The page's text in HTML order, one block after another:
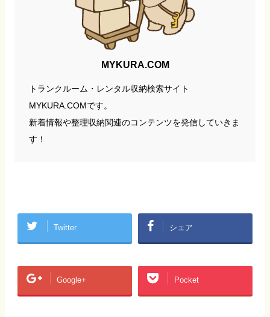
MYKURA.COM
トランクルーム・レンタル収納検索サイト
MYKURA.COMです。
新着情報や整理収納関連のコンテンツを発信していきま
す！
Twitter シェア
Google+ Pocket